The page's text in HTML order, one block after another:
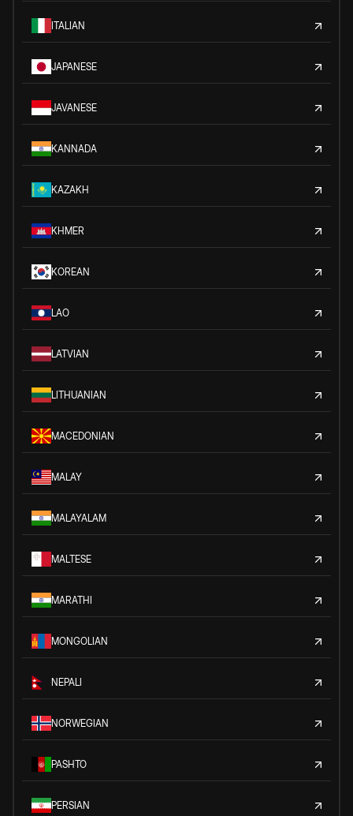
ITALIAN
JAPANESE
JAVANESE
KANNADA
KAZAKH
KHMER
KOREAN
LAO
LATVIAN
LITHUANIAN
MACEDONIAN
MALAY
MALAYALAM
MALTESE
MARATHI
MONGOLIAN
NEPALI
NORWEGIAN
PASHTO
PERSIAN